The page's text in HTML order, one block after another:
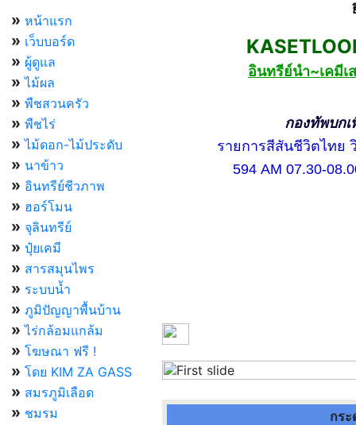
» หน้าแรก
» เว็บบอร์ด
» ผู้ดูแล
» ไม้ผล
» พืชสวนครัว
» พืชไร่
» ไม้ดอก-ไม้ประดับ
» นาข้าว
» อินทรีย์ชีวภาพ
» ฮอร์โมน
» จุลินทรีย์
» ปุ๋ยเคมี
» สารสมุนไพร
» ระบบน้ำ
» ภูมิปัญญาพื้นบ้าน
» ไร่กล้อมแกล้ม
» โฆษณา ฟรี !
» โดย KIM ZA GASS
» สมรภูมิเลือด
» ชมรม
อินทรีย์นำ~เคมีเ
กองทัพบกเพื่อป
รายการสีสันชีวิตไทย วิ
594 AM 07.30-08.00
Previous
กร